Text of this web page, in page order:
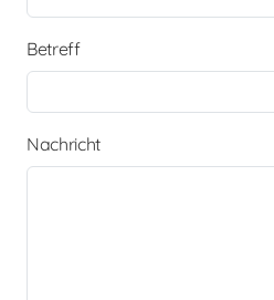
Betreff
Nachricht